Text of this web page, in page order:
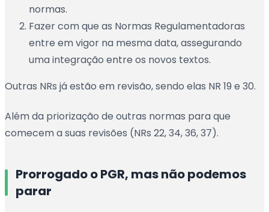
normas.
Fazer com que as Normas Regulamentadoras
entre em vigor na mesma data, assegurando
uma integração entre os novos textos.
Outras NRs já estão em revisão, sendo elas NR 19 e 30.
Além da priorização de outras normas para que
comecem a suas revisões (NRs 22, 34, 36, 37).
Prorrogado o PGR, mas não podemos
parar